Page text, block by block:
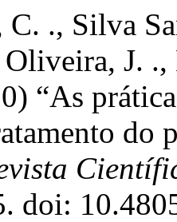
C. ., Silva
J.
“As
do
doi: